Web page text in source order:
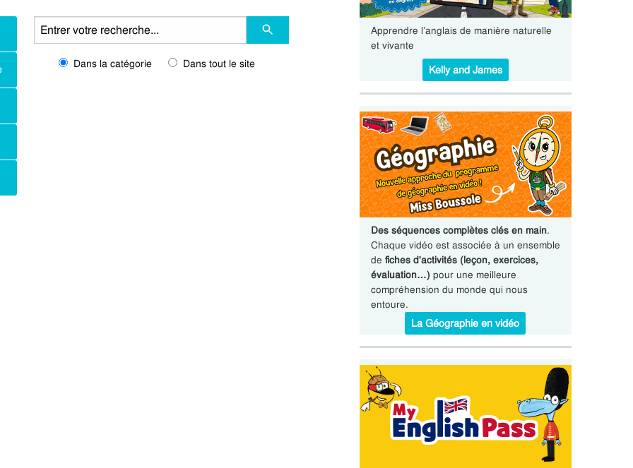
Dans la catégorie Dans tout le site
Apprendre l’anglais de manière naturelle
et vivante
Kelly and James
Des séquences complètes clés en main.
Chaque vidéo est associée à un ensemble
de fiches d'activités (leçon, exercices,
évaluation…) pour une meilleure
compréhension du monde qui nous
entoure.
La Géographie en vidéo